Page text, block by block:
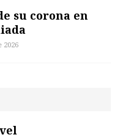
su corona en
2026